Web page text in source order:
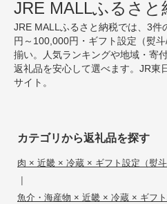
JRE MALLふるさと
JRE MALLふるさと納税では、3件
円～100,000円・ギフト設定（熨
揃い。人気ランキングや地域・寄
返礼品を安心して選べます。JR東
サイト。
カテゴリから返礼品を探す
肉 × 近畿 × 冷蔵 × ギフト設定（熨
|
魚介・海産物 × 近畿 × 冷蔵 × ギフ